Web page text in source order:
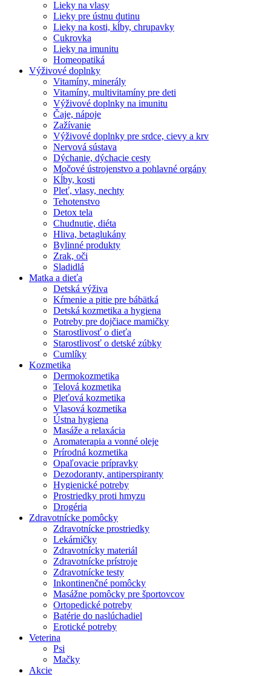
Lieky na vlasy
Lieky pre ústnu dutinu
Lieky na kosti, kĺby, chrupavky
Cukrovka
Lieky na imunitu
Homeopatiká
Výživové doplnky
Vitamíny, minerály
Vitamíny, multivitamíny pre deti
Výživové doplnky na imunitu
Čaje, nápoje
Zažívanie
Výživové doplnky pre srdce, cievy a krv
Nervová sústava
Dýchanie, dýchacie cesty
Močové ústrojenstvo a pohlavné orgány
Kĺby, kosti
Pleť, vlasy, nechty
Tehotenstvo
Detox tela
Chudnutie, diéta
Hliva, betaglukány
Bylinné produkty
Zrak, oči
Sladidlá
Matka a dieťa
Detská výživa
Kŕmenie a pitie pre bábätká
Detská kozmetika a hygiena
Potreby pre dojčiace mamičky
Starostlivosť o dieťa
Starostlivosť o detské zúbky
Cumlíky
Kozmetika
Dermokozmetika
Telová kozmetika
Pleťová kozmetika
Vlasová kozmetika
Ústna hygiena
Masáže a relaxácia
Aromaterapia a vonné oleje
Prírodná kozmetika
Opaľovacie prípravky
Dezodoranty, antiperspiranty
Hygienické potreby
Prostriedky proti hmyzu
Drogéria
Zdravotnícke pomôcky
Zdravotnícke prostriedky
Lekárničky
Zdravotnícky materiál
Zdravotnícke prístroje
Zdravotnícke testy
Inkontinenčné pomôcky
Masážne pomôcky pre športovcov
Ortopedické potreby
Batérie do naslúchadiel
Erotické potreby
Veterina
Psi
Mačky
Akcie